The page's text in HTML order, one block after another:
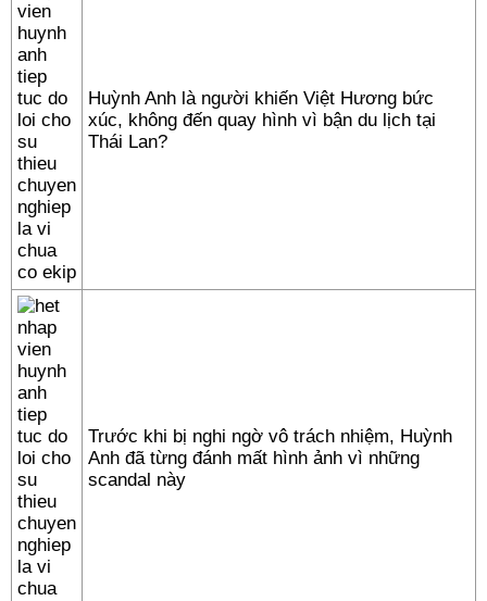
Huỳnh Anh là người khiến Việt Hương bức
xúc, không đến quay hình vì bận du lịch tại
Thái Lan?
Trước khi bị nghi ngờ vô trách nhiệm, Huỳnh
Anh đã từng đánh mất hình ảnh vì những
scandal này